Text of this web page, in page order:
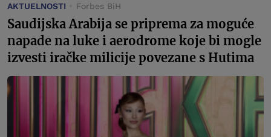
AKTUELNOSTI Forbes BiH
Saudijska Arabija se priprema za moguće
napade na luke i aerodrome koje bi mogle
izvesti iračke milicije povezane s Hutima